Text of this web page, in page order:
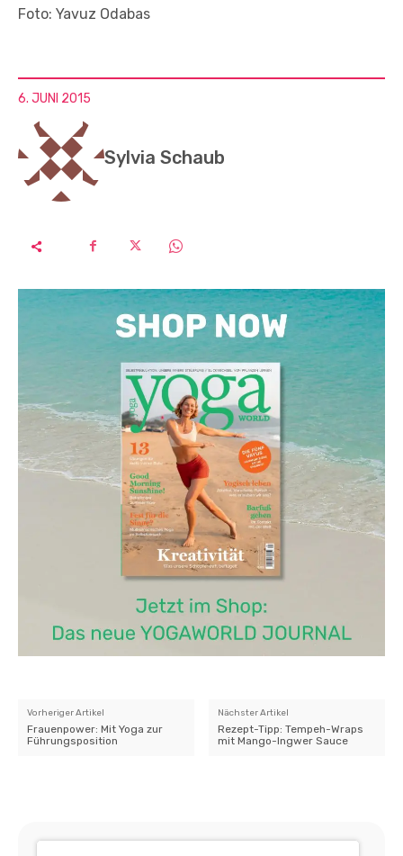
Foto: Yavuz Odabas
6. JUNI 2015
Sylvia Schaub
Vorheriger Artikel
Frauenpower: Mit Yoga zur
Führungsposition
Nächster Artikel
Rezept-Tipp: Tempeh-Wraps
mit Mango-Ingwer Sauce